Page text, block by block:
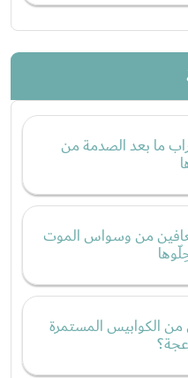
ما بعد الصدمة من
من وسواس الموت
الكوابيس المستمرة